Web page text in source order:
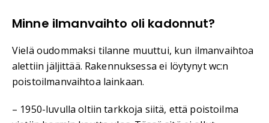
Minne ilmanvaihto oli kadonnut?
Vielä oudommaksi tilanne muuttui, kun ilmanvaihtoa
alettiin jäljittää. Rakennuksessa ei löytynyt wc:n
poistoilmanvaihtoa lainkaan.
– 1950-luvulla oltiin tarkkoja siitä, että poistoilma